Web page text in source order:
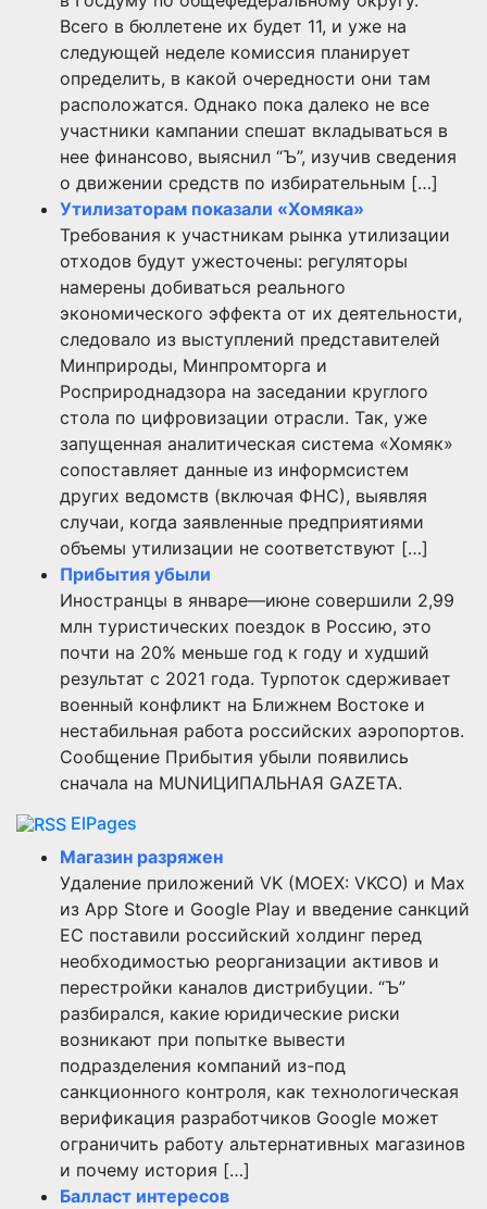
Всего в бюллетене их будет 11, и уже на
следующей неделе комиссия планирует
определить, в какой очередности они там
расположатся. Однако пока далеко не все
участники кампании спешат вкладываться в
нее финансово, выяснил “Ъ”, изучив сведения
о движении средств по избирательным […]
Утилизаторам показали «Хомяка»
Требования к участникам рынка утилизации
отходов будут ужесточены: регуляторы
намерены добиваться реального
экономического эффекта от их деятельности,
следовало из выступлений представителей
Минприроды, Минпромторга и
Росприроднадзора на заседании круглого
стола по цифровизации отрасли. Так, уже
запущенная аналитическая система «Хомяк»
сопоставляет данные из информсистем
других ведомств (включая ФНС), выявляя
случаи, когда заявленные предприятиями
объемы утилизации не соответствуют […]
Прибытия убыли
Иностранцы в январе—июне совершили 2,99
млн туристических поездок в Россию, это
почти на 20% меньше год к году и худший
результат с 2021 года. Турпоток сдерживает
военный конфликт на Ближнем Востоке и
нестабильная работа российских аэропортов.
Сообщение Прибытия убыли появились
сначала на MUNИЦИПАЛЬНАЯ GAZЕТА.
ElPages
Магазин разряжен
Удаление приложений VK (MOEX: VKCO) и Max
из App Store и Google Play и введение санкций
ЕС поставили российский холдинг перед
необходимостью реорганизации активов и
перестройки каналов дистрибуции. “Ъ”
разбирался, какие юридические риски
возникают при попытке вывести
подразделения компаний из-под
санкционного контроля, как технологическая
верификация разработчиков Google может
ограничить работу альтернативных магазинов
и почему история […]
Балласт интересов